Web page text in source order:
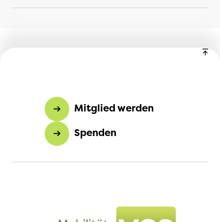
Mitglied werden
Spenden